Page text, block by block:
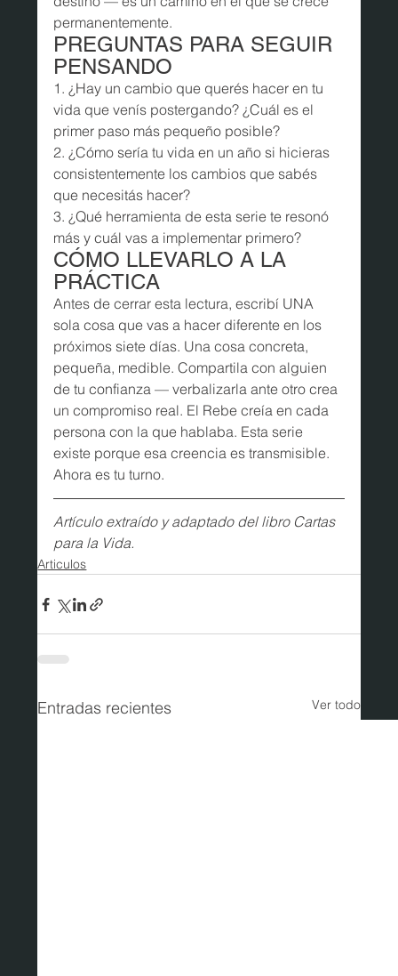
permanentemente.
PREGUNTAS PARA SEGUIR
PENSANDO
1. ¿Hay un cambio que querés hacer en tu
vida que venís postergando? ¿Cuál es el
primer paso más pequeño posible?
2. ¿Cómo sería tu vida en un año si hicieras
consistentemente los cambios que sabés
que necesitás hacer?
3. ¿Qué herramienta de esta serie te resonó
más y cuál vas a implementar primero?
CÓMO LLEVARLO A LA
PRÁCTICA
Antes de cerrar esta lectura, escribí UNA
sola cosa que vas a hacer diferente en los
próximos siete días. Una cosa concreta,
pequeña, medible. Compartila con alguien
de tu confianza — verbalizarla ante otro crea
un compromiso real. El Rebe creía en cada
persona con la que hablaba. Esta serie
existe porque esa creencia es transmisible.
Ahora es tu turno.
Artículo extraído y adaptado del libro Cartas
para la Vida.
Articulos
Entradas recientes Ver todo